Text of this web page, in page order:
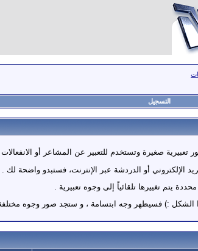
التسجيل
تعبيرية صغيرة وتستخدم للتعبير عن المشاعر أو
الإلكتروني أو الدردشة عبر الإنترنت، فستبدو واضحة لك .
يتم تغييرها تلقائياً إلى وجوه تعبيرية .
الشكل :) فسيظهر وجه ابتسامة ، و ستجد صور وجوه